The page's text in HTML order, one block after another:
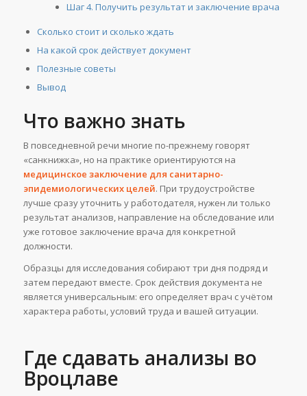
Шаг 4. Получить результат и заключение врача
Сколько стоит и сколько ждать
На какой срок действует документ
Полезные советы
Вывод
Что важно знать
В повседневной речи многие по-прежнему говорят
«санкнижка», но на практике ориентируются на
медицинское заключение для санитарно-
эпидемиологических целей. При трудоустройстве
лучше сразу уточнить у работодателя, нужен ли только
результат анализов, направление на обследование или
уже готовое заключение врача для конкретной
должности.
Образцы для исследования собирают три дня подряд и
затем передают вместе. Срок действия документа не
является универсальным: его определяет врач с учётом
характера работы, условий труда и вашей ситуации.
Где сдавать анализы во
Вроцлаве